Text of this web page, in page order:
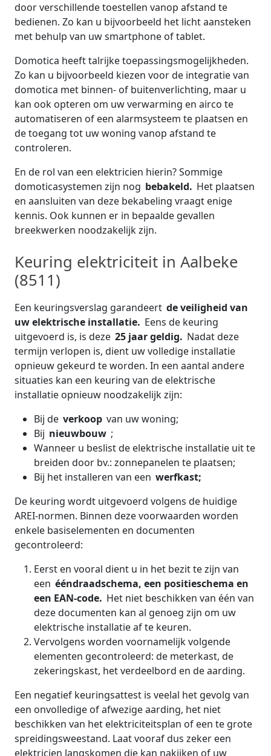
door verschillende toestellen vanop afstand te
bedienen. Zo kan u bijvoorbeeld het licht aansteken
met behulp van uw smartphone of tablet.
Domotica heeft talrijke toepassingsmogelijkheden.
Zo kan u bijvoorbeeld kiezen voor de integratie van
domotica met binnen- of buitenverlichting, maar u
kan ook opteren om uw verwarming en airco te
automatiseren of een alarmsysteem te plaatsen en
de toegang tot uw woning vanop afstand te
controleren.
En de rol van een elektricien hierin? Sommige
domoticasystemen zijn nog bebakeld. Het plaatsen
en aansluiten van deze bekabeling vraagt enige
kennis. Ook kunnen er in bepaalde gevallen
breekwerken noodzakelijk zijn.
Keuring elektriciteit in Aalbeke
(8511)
Een keuringsverslag garandeert de veiligheid van
uw elektrische installatie. Eens de keuring
uitgevoerd is, is deze 25 jaar geldig. Nadat deze
termijn verlopen is, dient uw volledige installatie
opnieuw gekeurd te worden. In een aantal andere
situaties kan een keuring van de elektrische
installatie opnieuw noodzakelijk zijn:
Bij de verkoop van uw woning;
Bij nieuwbouw ;
Wanneer u beslist de elektrische installatie uit te
breiden door bv.: zonnepanelen te plaatsen;
Bij het installeren van een werfkast;
De keuring wordt uitgevoerd volgens de huidige
AREI-normen. Binnen deze voorwaarden worden
enkele basiselementen en documenten
gecontroleerd:
Eerst en vooral dient u in het bezit te zijn van
een ééndraadschema, een positieschema en
een EAN-code. Het niet beschikken van één van
deze documenten kan al genoeg zijn om uw
elektrische installatie af te keuren.
Vervolgens worden voornamelijk volgende
elementen gecontroleerd: de meterkast, de
zekeringskast, het verdeelbord en de aarding.
Een negatief keuringsattest is veelal het gevolg van
een onvolledige of afwezige aarding, het niet
beschikken van het elektriciteitsplan of een te grote
spreidingsweestand. Laat vooraf dus zeker een
elektricien langskomen die kan nakijken of uw